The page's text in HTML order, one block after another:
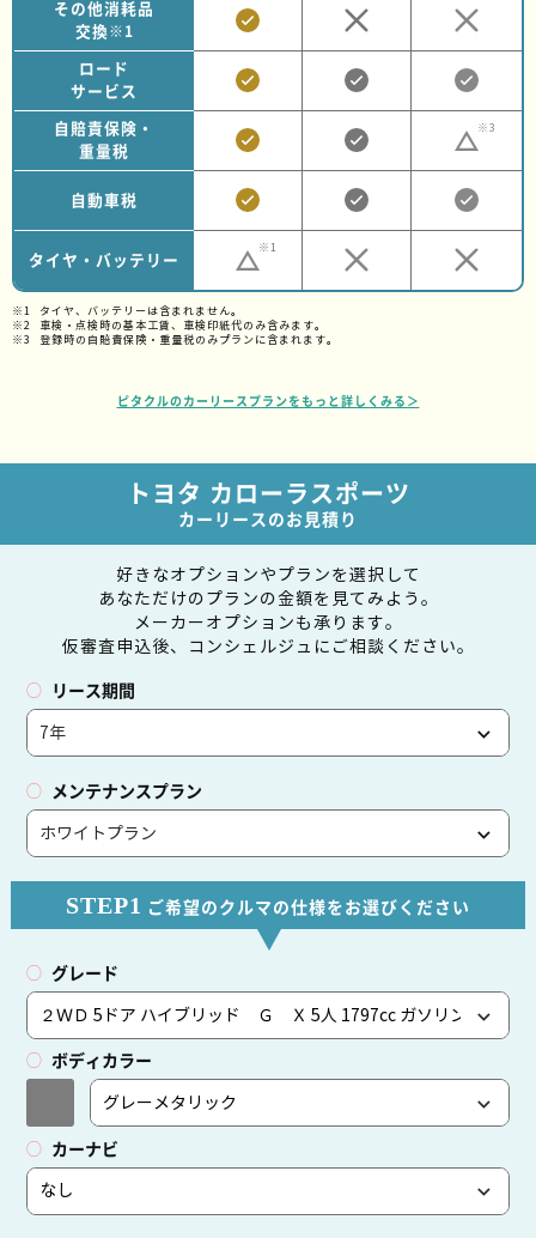
その他消耗品
交換※1
ロード
サービス
自賠責保険・
重量税
※3
自動車税
タイヤ・バッテリー
※1
タイヤ、バッテリーは含まれません。
車検・点検時の基本工賃、車検印紙代のみ含みます。
登録時の自賠責保険・重量税のみプランに含まれます。
ピタクルのカーリースプランをもっと詳しくみる＞
トヨタ カローラスポーツ
カーリースのお見積り
好きなオプションやプランを選択して
あなただけのプランの金額を見てみよう。
メーカーオプションも承ります。
仮審査申込後、コンシェルジュにご相談ください。
リース期間
メンテナンスプラン
STEP1 ご希望のクルマの仕様をお選びください
グレード
ボディカラー
カーナビ